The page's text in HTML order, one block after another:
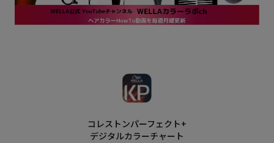
コレストンパーフェクト+
デジタルカラーチャート